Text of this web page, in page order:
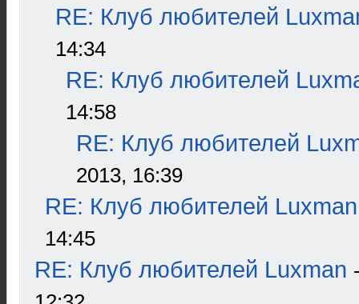
RE: Клуб любителей
14:34
RE: Клуб любителей
14:58
RE: Клуб любителей
2013, 16:39
RE: Клуб любителей Luxman
14:45
RE: Клуб любителей Luxman